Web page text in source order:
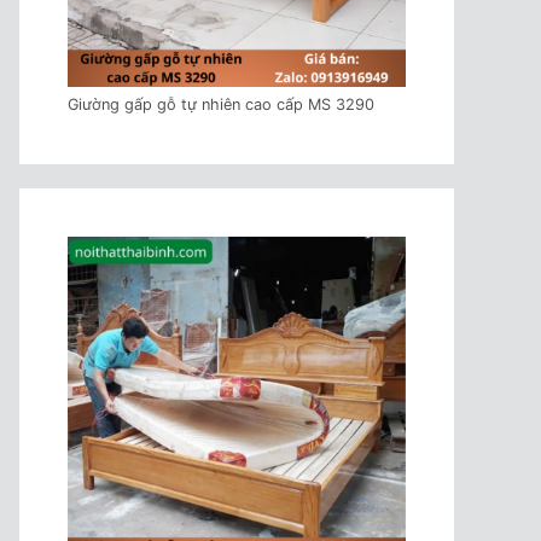
Giường gấp gỗ tự nhiên cao cấp MS 3290